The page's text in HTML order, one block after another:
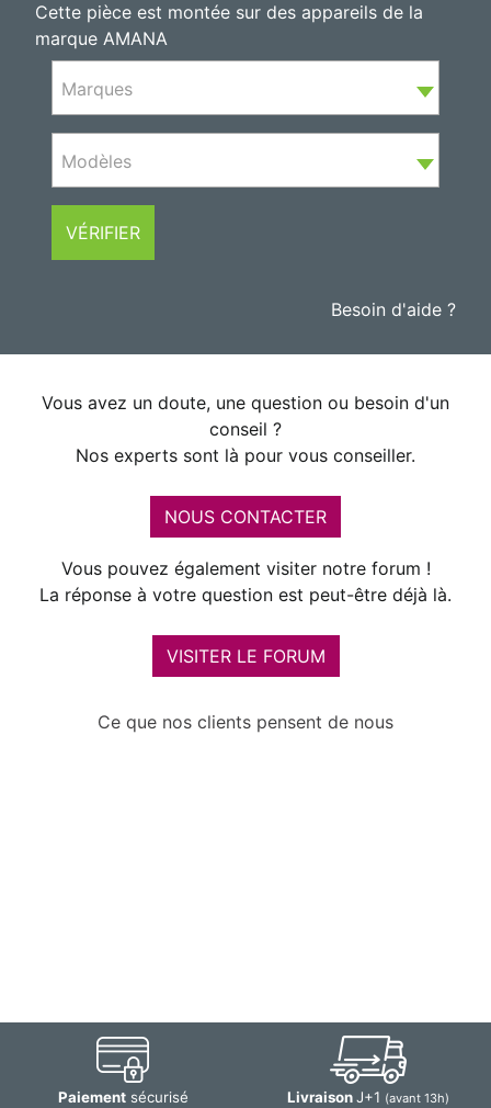
Cette pièce est montée sur des appareils de la
marque AMANA
Marques
Modèles
VÉRIFIER
Besoin d'aide ?
Vous avez un doute, une question ou besoin d'un
conseil ?
Nos experts sont là pour vous conseiller.
NOUS CONTACTER
Vous pouvez également visiter notre forum !
La réponse à votre question est peut-être déjà là.
VISITER LE FORUM
Ce que nos clients pensent de nous
Paiementsécurisé LivraisonJ+1 (avant 13h)